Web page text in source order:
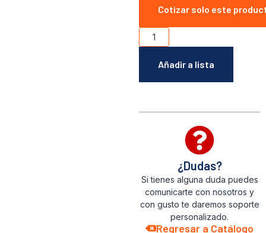
Cotizar solo este
Añadir a lista
¿Dudas?
Si tienes alguna duda puedes
comunicarte con nosotros y
con gusto te daremos soporte
personalizado.
Regresar a Catálogo